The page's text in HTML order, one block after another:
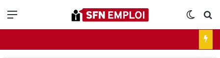
بحث عنالوضع المظلم